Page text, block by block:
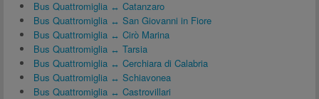
Bus Quattromiglia ↔ Catanzaro
Bus Quattromiglia ↔ San Giovanni in Fiore
Bus Quattromiglia ↔ Cirò Marina
Bus Quattromiglia ↔ Tarsia
Bus Quattromiglia ↔ Cerchiara di Calabria
Bus Quattromiglia ↔ Schiavonea
Bus Quattromiglia ↔ Castrovillari